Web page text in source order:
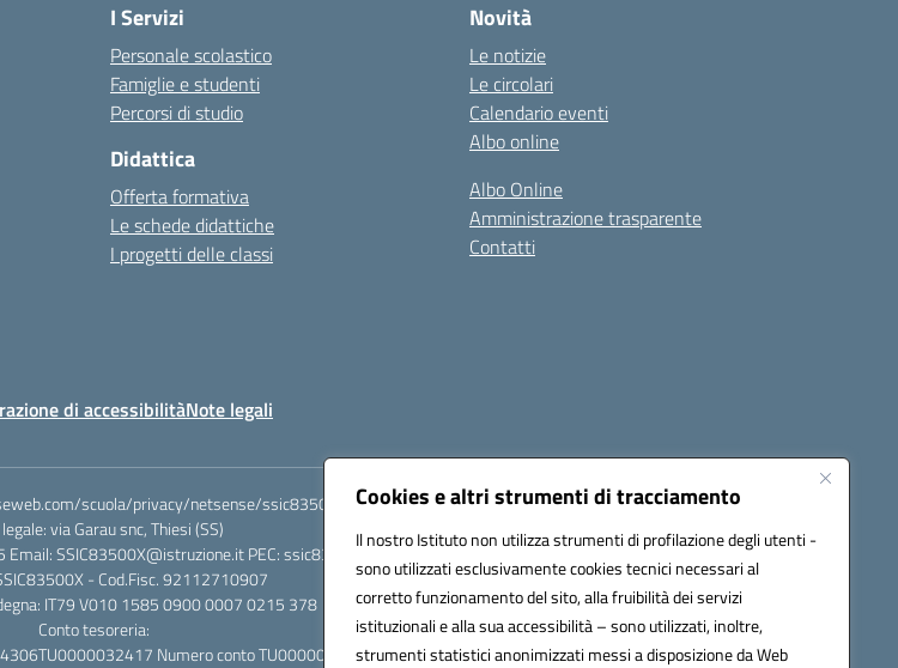
Cookies e altri strumenti di tracciamento
Il nostro Istituto non utilizza strumenti di profilazione degli utenti -
sono utilizzati esclusivamente cookies tecnici necessari al
corretto funzionamento del sito, alla fruibilità dei servizi
istituzionali e alla sua accessibilità – sono utilizzati, inoltre,
strumenti statistici anonimizzati messi a disposizione da Web
I Servizi
Personale scolastico
Famiglie e studenti
Percorsi di studio
Didattica
Offerta formativa
Le schede didattiche
I progetti delle classi
Novità
Le notizie
Le circolari
Calendario eventi
Albo online
Albo Online
Amministrazione trasparente
Contatti
di accessibilitàNote legali
scuola/privacy/netsense/ssic83500x
via Garau snc, Thiesi (SS)
SSIC83500X@istruzione.it PEC: ssic83500x@pec.istruzione.it
- Cod.Fisc. 92112710907
IT79 V010 1585 0900 0007 0215 378
Conto tesoreria:
Numero conto TU0000032417